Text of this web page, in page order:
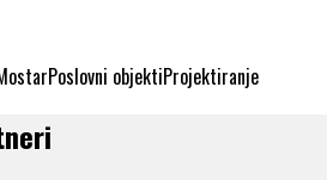
Poslovni objektiProjektiranje